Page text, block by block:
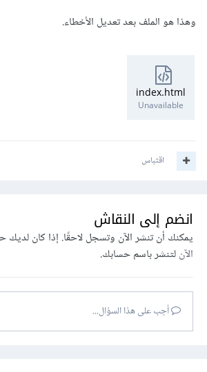
وهذا هو الملف بعد تعديل الأخطاء.
index.html
Unavailable
اقتباس
انضم إلى النقاش
يمكنك أن تنشر الآن وتسجل لاحقًا. إذا كان لديك
الآنلتنشر باسم حسابك.
أجب على هذا السؤال...